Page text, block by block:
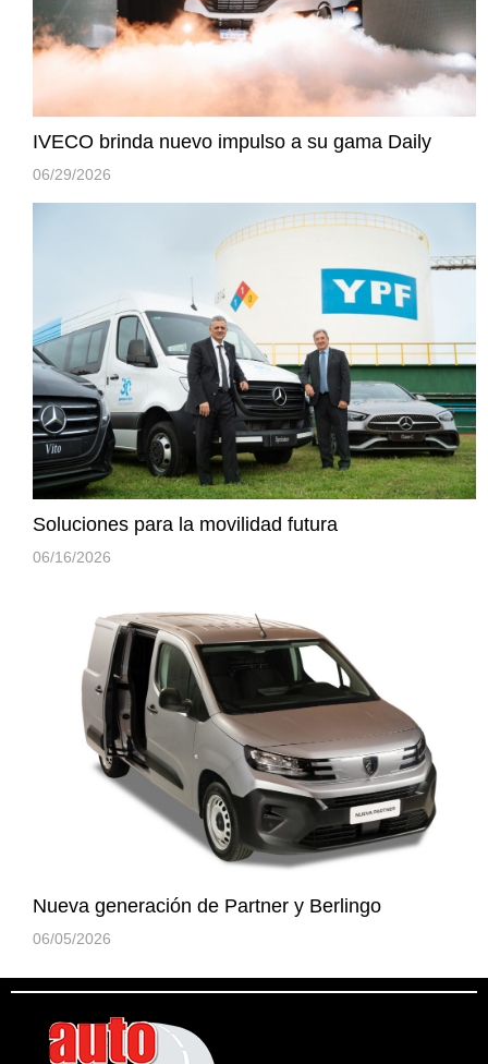
IVECO brinda nuevo impulso a su gama Daily
06/29/2026
Soluciones para la movilidad futura
06/16/2026
Nueva generación de Partner y Berlingo
06/05/2026